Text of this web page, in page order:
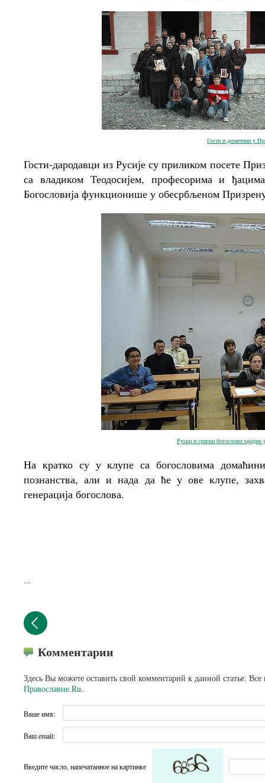
Гости и домачини у
Гости-дародавци из Русије су приликом посете
са владиком Теодосијем, професорима и
Богословија функционише у обесрбљеном
Руски и српски богослови заjедно
На кратко су у клупе са богословима
познанства, али и нада да ће у ове клупе,
генерација богослова.
...
Комментарии
Здесь Вы можете оставить свой комментарий к данной статье.
Православие.Ru.
Ваше имя:
Ваш email:
Введите число, напечатанное на картинке